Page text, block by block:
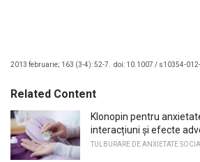
2013 februarie; 163 (3-4): 52-7. doi: 10.1007 / s10354-012-
Related Content
Klonopin pentru
interacțiuni și efecte
TULBURARE DE ANXIETATE